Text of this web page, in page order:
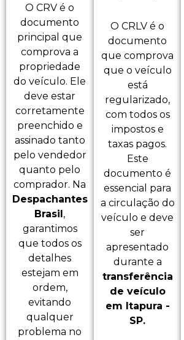
O CRV é o
documento
principal que
comprova a
propriedade
do veículo. Ele
deve estar
corretamente
preenchido e
assinado tanto
pelo vendedor
quanto pelo
comprador. Na
Despachantes
Brasil ,
garantimos
que todos os
detalhes
estejam em
ordem,
evitando
qualquer
problema no
O CRLV é o
documento
que comprova
que o veículo
está
regularizado,
com todos os
impostos e
taxas pagos.
Este
documento é
essencial para
a circulação do
veículo e deve
ser
apresentado
durante a
transferência
de veículo
em Itapura -
SP.